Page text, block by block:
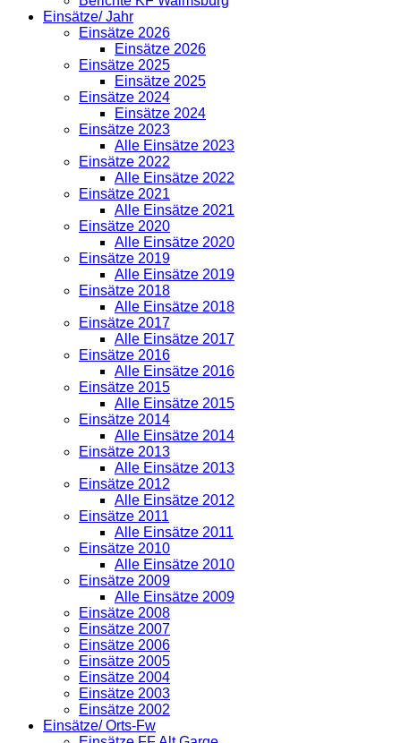
Einsätze/ Jahr
Einsätze 2026
Einsätze 2026
Einsätze 2025
Einsätze 2025
Einsätze 2024
Einsätze 2024
Einsätze 2023
Alle Einsätze 2023
Einsätze 2022
Alle Einsätze 2022
Einsätze 2021
Alle Einsätze 2021
Einsätze 2020
Alle Einsätze 2020
Einsätze 2019
Alle Einsätze 2019
Einsätze 2018
Alle Einsätze 2018
Einsätze 2017
Alle Einsätze 2017
Einsätze 2016
Alle Einsätze 2016
Einsätze 2015
Alle Einsätze 2015
Einsätze 2014
Alle Einsätze 2014
Einsätze 2013
Alle Einsätze 2013
Einsätze 2012
Alle Einsätze 2012
Einsätze 2011
Alle Einsätze 2011
Einsätze 2010
Alle Einsätze 2010
Einsätze 2009
Alle Einsätze 2009
Einsätze 2008
Einsätze 2007
Einsätze 2006
Einsätze 2005
Einsätze 2004
Einsätze 2003
Einsätze 2002
Einsätze/ Orts-Fw